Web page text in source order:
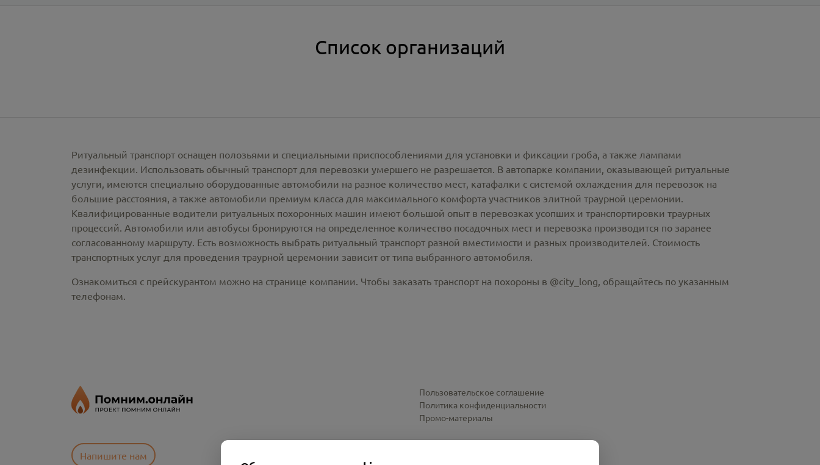
Список организаций
Ритуальный транспорт оснащен полозьями и специальными приспособлениями для установки и фиксации гроба, а также лампами
дезинфекции. Использовать обычный транспорт для перевозки умершего не разрешается. В автопарке компании, оказывающей ритуальные
услуги, имеются специально оборудованные автомобили на разное количество мест, катафалки с системой охлаждения для перевозок на
большие расстояния, а также автомобили премиум класса для максимального комфорта участников элитной траурной церемонии.
Квалифицированные водители ритуальных похоронных машин имеют большой опыт в перевозках усопших и транспортировки траурных
процессий. Автомобили или автобусы бронируются на определенное количество посадочных мест и перевозка производится по заранее
согласованному маршруту. Есть возможность выбрать ритуальный транспорт разной вместимости и разных производителей. Стоимость
транспортных услуг для проведения траурной церемонии зависит от типа выбранного автомобиля.
Ознакомиться с прейскурантом можно на странице компании. Чтобы заказать транспорт на похороны в @city_long, обращайтесь по указанным
телефонам.
Напишите нам
Пользовательское соглашение
Политика конфиденциальности
Промо-материалы